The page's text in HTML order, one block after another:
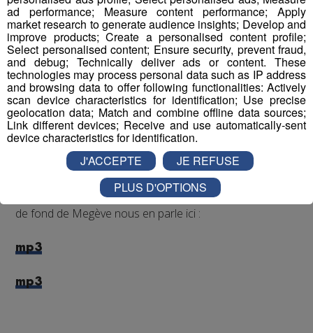
Aujourd'hui, Mardi 14 Mars, découvrez le ski de fond
gratuitement, on prête le matériel !
Rendez-vous au foyer de ski de fond de la Livraz à
Megève entre 13h30 et 16h30.
Jean-François LE REVEREND, président du foyer de ski
de fond de Megève nous en parle ici :
mp3
mp3
ad performance; Measure content performance; Apply
market research to generate audience insights; Develop and
improve products; Create a personalised content profile;
Select personalised content; Ensure security, prevent fraud,
and debug; Technically deliver ads or content. These
technologies may process personal data such as IP address
and browsing data to offer following functionalities: Actively
scan device characteristics for identification; Use precise
geolocation data; Match and combine offline data sources;
Link different devices; Receive and use automatically-sent
device characteristics for identification.
J'ACCEPTE
JE REFUSE
PLUS D'OPTIONS